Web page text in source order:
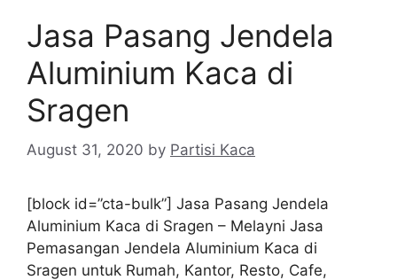
Jasa Pasang Jendela
Aluminium Kaca di
Sragen
August 31, 2020 by Partisi Kaca
[block id=”cta-bulk”] Jasa Pasang Jendela
Aluminium Kaca di Sragen – Melayni Jasa
Pemasangan Jendela Aluminium Kaca di
Sragen untuk Rumah, Kantor, Resto, Cafe,